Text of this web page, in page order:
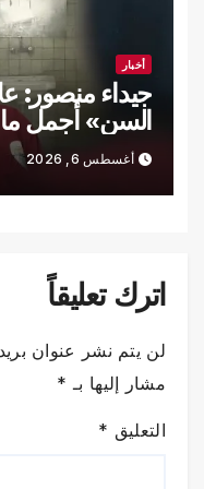
أخبار
جيداء منصور:
السن» أجمل
أغسطس 6, 2026
اترك تعليقاً
لن يتم نشر عنوان
مشار إليها بـ *
التعليق *